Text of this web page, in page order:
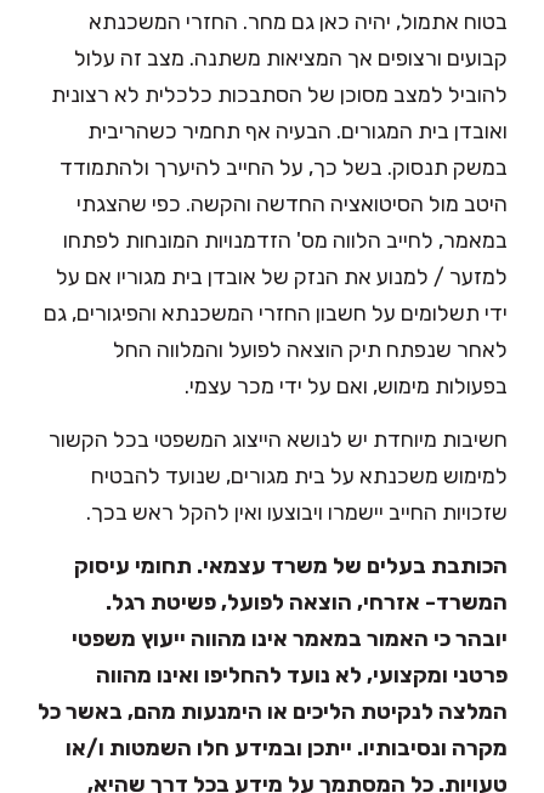
בטוח אתמול, יהיה כאן גם מחר. החזרי המשכנתא
קבועים ורצופים אך המציאות משתנה. מצב זה עלול
להוביל למצב מסוכן של הסתבכות כלכלית לא רצונית
ואובדן בית המגורים. הבעיה אף תחמיר כשהריבית
במשק תנסוק. בשל כך, על החייב להיערך ולהתמודד
היטב מול הסיטואציה החדשה והקשה. כפי שהצגתי
במאמר, לחייב הלווה מס' הזדמנויות המונחות לפתחו
למזער / למנוע את הנזק של אובדן בית מגוריו אם על
ידי תשלומים על חשבון החזרי המשכנתא והפיגורים, גם
לאחר שנפתח תיק הוצאה לפועל והמלווה החל
בפעולות מימוש, ואם על ידי מכר עצמי.
חשיבות מיוחדת יש לנושא הייצוג המשפטי בכל הקשור
למימוש משכנתא על בית מגורים, שנועד להבטיח
שזכויות החייב יישמרו ויבוצעו ואין להקל ראש בכך.
הכותבת בעלים של משרד עצמאי. תחומי עיסוק
המשרד- אזרחי, הוצאה לפועל, פשיטת רגל.
יובהר כי האמור במאמר אינו מהווה ייעוץ משפטי
פרטני ומקצועי, לא נועד להחליפו ואינו מהווה
המלצה לנקיטת הליכים או הימנעות מהם, באשר כל
מקרה ונסיבותיו. ייתכן ובמידע חלו השמטות ו/או
טעויות. כל המסתמך על מידע בכל דרך שהיא,